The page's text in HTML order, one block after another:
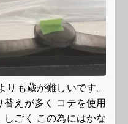
りも蔵が難しいです。
えが多く コテを使用
しごく この為にはかな